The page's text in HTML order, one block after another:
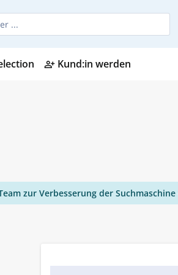
person_add_alt Kund:in werden
zur Verbesserung der